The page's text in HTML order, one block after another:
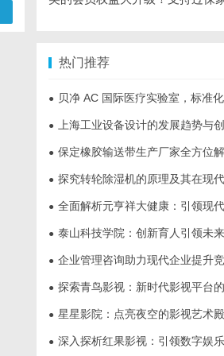
热门推荐
● 贝净 AC 国际医疗实验室，标准化研发
● 上海工业设备设计的发展趋势与创
● 保定橡胶输送带生产厂家全方位解析与
● 探究转轮除湿机的原理及其在现代生活
● 全面解析元亨祥大健康：引领现代健
● 泰山科技学院：创新育人引领未来科技
● 企业管理咨询助力现代企业提升竞争力
● 探索青鸟影视：新时代影视平台的多元化发
● 星星影院：点亮夜空的影视艺术
● 深入探析红果影视：引领数字娱乐新风